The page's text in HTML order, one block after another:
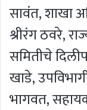
सावंत, शाखा
श्रीरंग ठवरे,
समितीचे
खाडे,
भागवत,